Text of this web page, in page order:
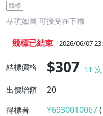
競標
品項如圖 可接受在下標
競標已結束 2026/06/07
結標價格 $307 11
出價增額
20
得標者 Y6930010067(